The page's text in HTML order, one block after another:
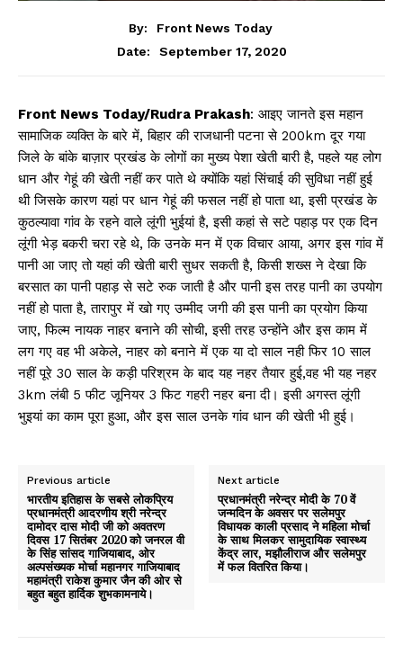
By:
Front News Today
Date:
September 17, 2020
Front News Today/Rudra Prakash: आइए जानते इस महान
सामाजिक व्यक्ति के बारे में, बिहार की राजधानी पटना से 200km दूर गया
जिले के बांके बाज़ार प्रखंड के लोगों का मुख्य पेशा खेती बारी है, पहले यह लोग
धान और गेहूं की खेती नहीं कर पाते थे क्योंकि यहां सिंचाई की सुविधा नहीं हुई
थी जिसके कारण यहां पर धान गेहूं की फसल नहीं हो पाता था, इसी प्रखंड के
कुठल्यावा गांव के रहने वाले लूंगी भुईयां है, इसी कहां से सटे पहाड़ पर एक दिन
लूंगी भेड़ बकरी चरा रहे थे, कि उनके मन में एक विचार आया, अगर इस गांव में
पानी आ जाए तो यहां की खेती बारी सुधर सकती है, किसी शख्स ने देखा कि
बरसात का पानी पहाड़ से सटे रुक जाती है और पानी इस तरह पानी का उपयोग
नहीं हो पाता है, तारापुर में खो गए उम्मीद जगी की इस पानी का प्रयोग किया
जाए, फिल्म नायक नाहर बनाने की सोची, इसी तरह उन्होंने और इस काम में
लग गए वह भी अकेले, नाहर को बनाने में एक या दो साल नही फिर 10 साल
नहीं पूरे 30 साल के कड़ी परिश्रम के बाद यह नहर तैयार हुई,वह भी यह नहर
3km लंबी 5 फीट जूनियर 3 फिट गहरी नहर बना दी। इसी अगस्त लूंगी
भुइयां का काम पूरा हुआ, और इस साल उनके गांव धान की खेती भी हुई।
Previous article
भारतीय इतिहास के सबसे लोकप्रिय
प्रधानमंत्री आदरणीय श्री नरेन्द्र
दामोदर दास मोदी जी को अवतरण
दिवस 17 सितंबर 2020 को जनरल वी
के सिंह सांसद गाजियाबाद, ओर
अल्पसंख्यक मोर्चा महानगर गाजियाबाद
महामंत्री राकेश कुमार जैन की ओर से
बहुत बहुत हार्दिक शुभकामनाये।
Next article
प्रधानमंत्री नरेन्द्र मोदी के 70 वें
जन्मदिन के अवसर पर सलेमपुर
विधायक काली प्रसाद ने महिला मोर्चा
के साथ मिलकर सामुदायिक स्वास्थ्य
केंद्र लार, मझौलीराज और सलेमपुर
में फल वितरित किया।